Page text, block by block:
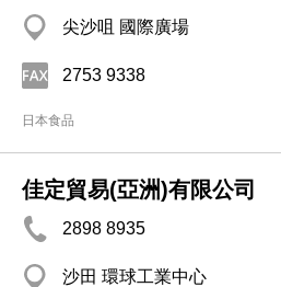
尖沙咀 國際廣場
2753 9338
日本食品
佳定貿易(亞洲)有限公司
2898 8935
沙田 環球工業中心